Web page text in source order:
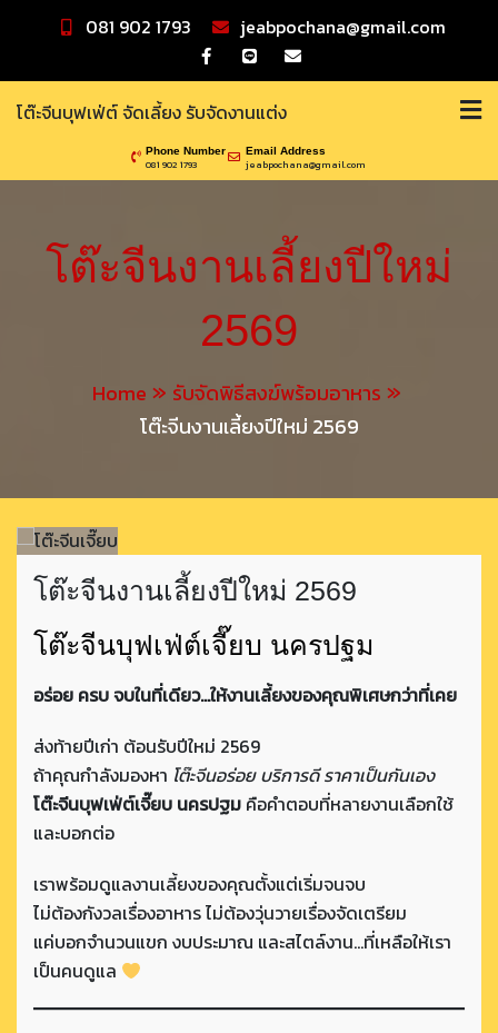
081 902 1793 jeabpochana@gmail.com
โต๊ะจีนบุฟเฟ่ต์ จัดเลี้ยง รับจัดงานแต่ง
Phone Number
081 902 1793
Email Address
jeabpochana@gmail.com
โต๊ะจีนงานเลี้ยงปีใหม่
2569
Home
รับจัดพิธีสงฆ์พร้อมอาหาร
โต๊ะจีนงานเลี้ยงปีใหม่ 2569
โต๊ะจีนงานเลี้ยงปีใหม่ 2569
โต๊ะจีนบุฟเฟ่ต์เจี๊ยบ นครปฐม
อร่อย ครบ จบในที่เดียว…ให้งานเลี้ยงของคุณพิเศษกว่าที่เคย
ส่งท้ายปีเก่า ต้อนรับปีใหม่ 2569
ถ้าคุณกำลังมองหา โต๊ะจีนอร่อย บริการดี ราคาเป็นกันเอง
โต๊ะจีนบุฟเฟ่ต์เจี๊ยบ นครปฐม คือคำตอบที่หลายงานเลือกใช้
และบอกต่อ
เราพร้อมดูแลงานเลี้ยงของคุณตั้งแต่เริ่มจนจบ
ไม่ต้องกังวลเรื่องอาหาร ไม่ต้องวุ่นวายเรื่องจัดเตรียม
แค่บอกจำนวนแขก งบประมาณ และสไตล์งาน…ที่เหลือให้เรา
เป็นคนดูแล